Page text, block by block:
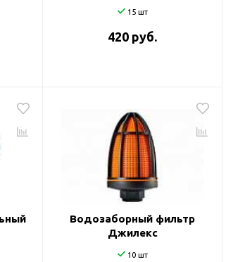
15 шт
420 руб.
Водозаборный фильтр
Джилекс
10 шт